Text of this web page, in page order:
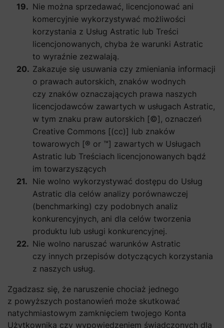
Nie można sprzedawać, licencjonować ani
komercyjnie wykorzystywać możliwości
korzystania z Usług Astratic lub Treści
licencjonowanych, chyba że warunki Astratic
to wyraźnie zezwalają.
Zakazuje się usuwania czy zmieniania informacji
o prawach autorskich, znaków wodnych
czy znaków oznaczających prawa naszych
licencjodawców zawartych w usługach Astratic,
w tym znaku praw autorskich [©], oznaczeń
Creative Commons [(cc)] lub znaków
towarowych [® or ™] zawartych w Usługach
Astratic lub Treściach licencjonowanych bądź
im towarzyszących
Nie wolno wykorzystywać dostępu do Usług
Astratic dla celów analizy porównawczej
(benchmarking) czy podobnych analiz
konkurencyjnych, ani dla celów tworzenia
produktu lub usługi konkurencyjnej.
Nie wolno naruszać warunków Astratic
czy innych przepisów dotyczących korzystania
z naszych usług.
Zgadzasz się, że naruszenie chociaż jednego
z powyższych postanowień może skutkować
natychmiastowym zamknięciem twojego Konta
Użytkownika czy wypowiedzeniem świadczonych dla